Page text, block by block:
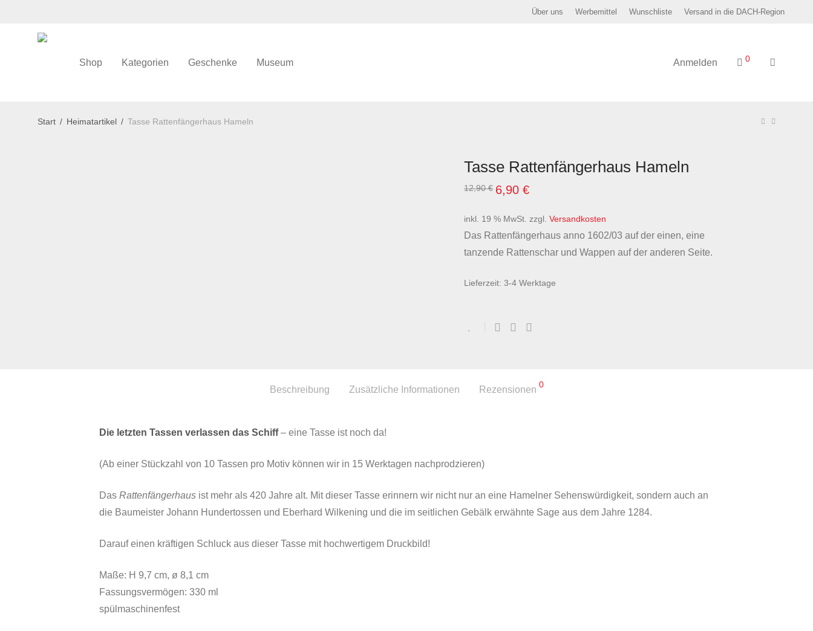
Über uns Werbemittel Wunschliste Versand in die DACH-Region
Shop Kategorien Geschenke Museum Anmelden 0
Start / Heimatartikel / Tasse Rattenfängerhaus Hameln
Tasse Rattenfängerhaus Hameln
12,90€ Ursprünglicher
Preis
6,90 €
inkl. 19 % MwSt. zzgl. Versandkosten
Das Rattenfängerhaus anno 1602/03 auf der einen, eine
tanzende Rattenschar und Wappen auf der anderen Seite.
Lieferzeit: 3-4 Werktage
Beschreibung Zusätzliche Informationen Rezensionen 0
Die letzten Tassen verlassen das Schiff– eine Tasse ist noch da!
(Ab einer Stückzahl von 10 Tassen pro Motiv können wir in 15 Werktagen nachprodzieren)
Das Rattenfängerhaus ist mehr als 420 Jahre alt. Mit dieser Tasse erinnern wir nicht nur an eine Hamelner Sehenswürdigkeit, sondern auch an
die Baumeister Johann Hundertossen und Eberhard Wilkening und die im seitlichen Gebälk erwähnte Sage aus dem Jahre 1284.
Darauf einen kräftigen Schluck aus dieser Tasse mit hochwertigem Druckbild!
Maße: H 9,7 cm, ø 8,1 cm
Fassungsvermögen: 330 ml
spülmaschinenfest